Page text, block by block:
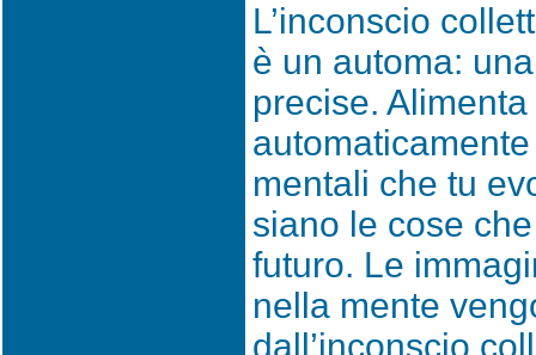
L’inconscio
è un automa:
precise.
mentali che tu
siano le cose
futuro. Le
nella mente
dall’inconscio